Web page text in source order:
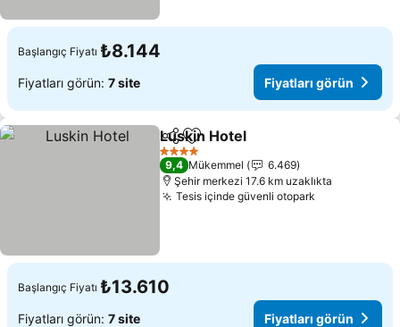
Başlangıç Fiyatı ₺8.144
Fiyatları görün: 7 site Fiyatları görün
PaylaşFavorilerime ekle
Luskin Hotel
4 Yıldız
9,4 Mükemmel
6.469
Şehir merkezi 17.6 km uzaklıkta
Tesis içinde güvenli otopark
Başlangıç Fiyatı ₺13.610
Fiyatları görün: 7 site Fiyatları görün